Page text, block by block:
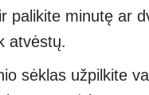
palikite minutę ar
atvėstų.
sėklas užpilkite